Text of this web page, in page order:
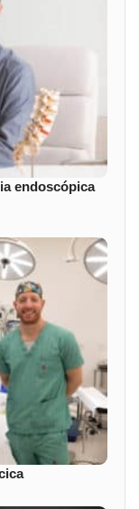
endoscópica